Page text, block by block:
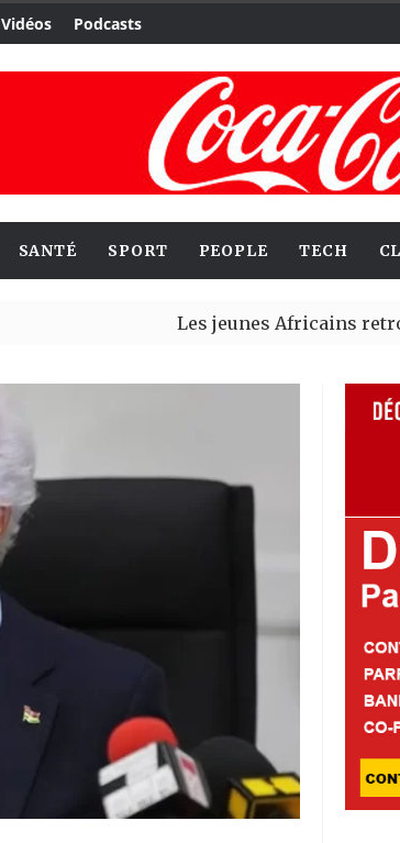
Vidéos Podcasts
SANTÉ SPORT PEOPLE TECH
Les jeunes Africains